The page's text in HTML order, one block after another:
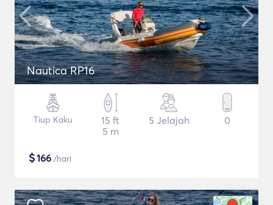
Nautica RP16
Tiup Kaku
15 ft
5 m
5 Jelajah 0
$166 /hari